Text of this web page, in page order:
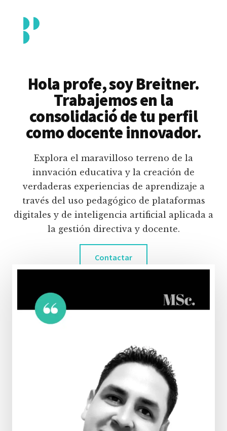
contenido
principal
menu
Piedrahita
docente
pedagógico
educativas
digitales
inteligencia
artificial.
Hola profe, soy Breitner.
Trabajemos en la
consolidació de tu perfil
como docente innovador.
Explora el maravilloso terreno de la
innvación educativa y la creación de
verdaderas experiencias de aprendizaje a
través del uso pedagógico de plataformas
digitales y de inteligencia artificial aplicada a
la gestión directiva y docente.
Contactar